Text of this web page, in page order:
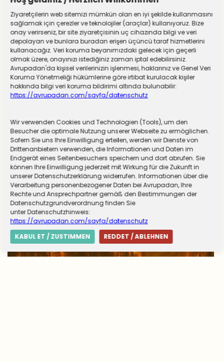
Almanya zorunlu askerliğe hazırlanıyor! Sivil
hizmet için düğmeye basıldı
Ziyaretçilerin web sitemizi mümkün olan en iyi şekilde kullanmasını
sağlamak için çerezler ve teknolojiler (araçlar) kullanıyoruz. Bize
onay verirseniz, bir site ziyaretçisinin uç cihazında bilgi ve veri
depolayan ve bunlara buradan erişen üçüncü taraf hizmetlerini
kullanacağız. Veri koruma beyanımızdaki gelecek için geçerli
olmak üzere, onayınızı istediğiniz zaman iptal edebilirsiniz.
Avrupadan'da kişisel verilerinizin işlenmesi, haklarınız ve Genel Veri
Koruma Yönetmeliği hükümlerine göre irtibat kurulacak kişiler
hakkında bilgi veri koruma bildirimi altında bulunabilir:
https://avrupadan.com/sayfa/datenschutz
Wir verwenden Cookies und Technologien (Tools), um den
Besucher die optimale Nutzung unserer Webseite zu ermöglichen.
Sofern Sie uns Ihre Einwilligung erteilen, werden wir Dienste von
Drittenanbietern verwenden, die Informationen und Daten im
Endgerät eines Seitenbesuchers speichern und dort abrufen. Sie
können Ihre Einwilligung jederzeit mit Wirkung für die Zukunft in
unserer Datenschutzerklärung widerrufen. Informationen über die
Verarbeitung personenbezogener Daten bei Avrupadan, Ihre
Rechte und Ansprechpartner gemäß den Bestimmungen der
Datenschutzgrundverordnung finden Sie
unter Datenschutzhinweis:
https://avrupadan.com/sayfa/datenschutz
KABUL ET / ZUSTIMMEN
REDDET / ABLEHNEN